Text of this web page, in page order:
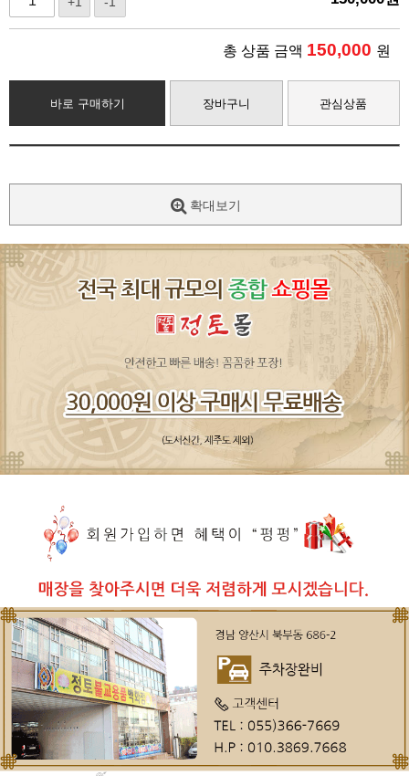
총 상품 금액 150,000 원
바로 구매하기 장바구니 관심상품
확대보기